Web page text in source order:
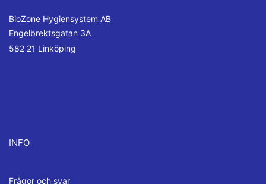
BioZone Hygiensystem AB
Engelbrektsgatan 3A
582 21 Linköping
INFO
Frågor och svar